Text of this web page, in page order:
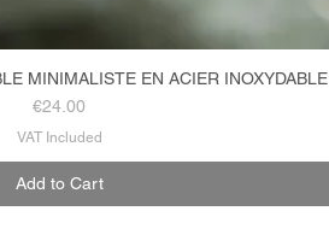
Quick View
MINIMALISTE EN ACIER INOXYDABLE
Price
€24.00
VAT Included
Add to Cart